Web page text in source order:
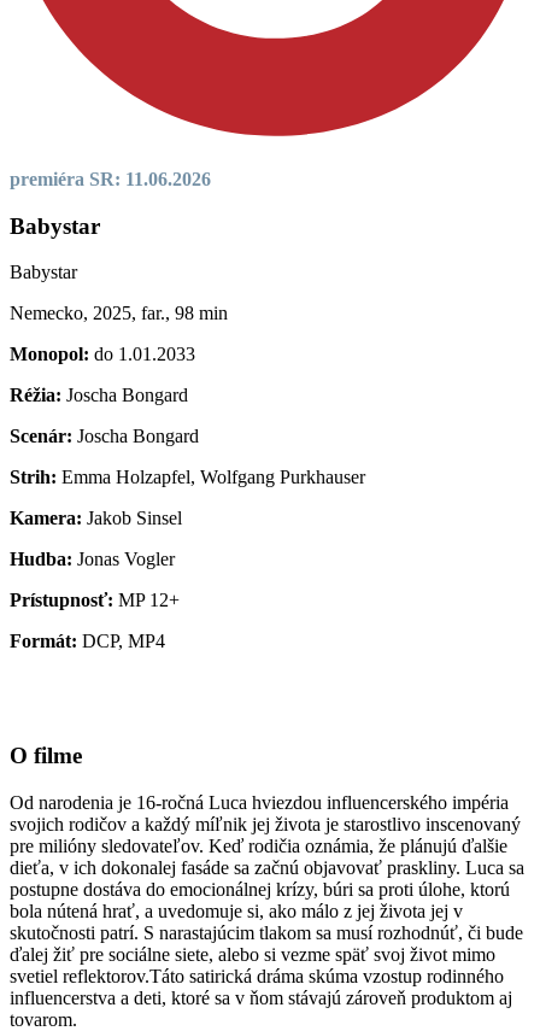
premiéra SR: 11.06.2026
Babystar
Babystar
Nemecko, 2025, far., 98 min
Monopol: do 1.01.2033
Réžia: Joscha Bongard
Scenár: Joscha Bongard
Strih: Emma Holzapfel, Wolfgang Purkhauser
Kamera: Jakob Sinsel
Hudba: Jonas Vogler
Prístupnosť: MP 12+
Formát: DCP, MP4
O filme
Od narodenia je 16-ročná Luca hviezdou influencerského impéria
svojich rodičov a každý míľnik jej života je starostlivo inscenovaný
pre milióny sledovateľov. Keď rodičia oznámia, že plánujú ďalšie
dieťa, v ich dokonalej fasáde sa začnú objavovať praskliny. Luca sa
postupne dostáva do emocionálnej krízy, búri sa proti úlohe, ktorú
bola nútená hrať, a uvedomuje si, ako málo z jej života jej v
skutočnosti patrí. S narastajúcim tlakom sa musí rozhodnúť, či bude
ďalej žiť pre sociálne siete, alebo si vezme späť svoj život mimo
svetiel reflektorov.Táto satirická dráma skúma vzostup rodinného
influencerstva a deti, ktoré sa v ňom stávajú zároveň produktom aj
tovarom.